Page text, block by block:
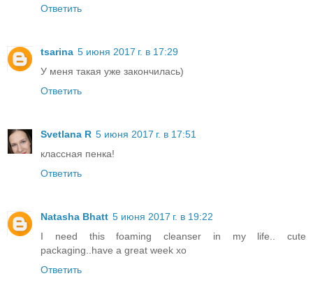
Ответить
tsarina 5 июня 2017 г. в 17:29
У меня такая уже закончилась)
Ответить
Svetlana R 5 июня 2017 г. в 17:51
классная пенка!
Ответить
Natasha Bhatt 5 июня 2017 г. в 19:22
I need this foaming cleanser in my life.. cute
packaging..have a great week xo
Ответить